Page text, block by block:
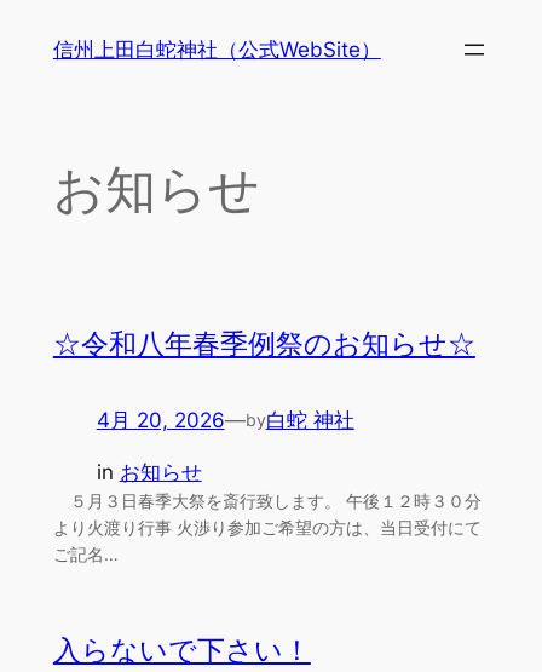
信州上田白蛇神社（公式WebSite）
お知らせ
☆令和八年春季例祭のお知らせ☆
4月 20, 2026—by白蛇 神社
in お知らせ
５月３日春季大祭を斎行致します。 午後１２時３０分
より火渡り行事 火渉り参加ご希望の方は、当日受付にて
ご記名…
入らないで下さい！